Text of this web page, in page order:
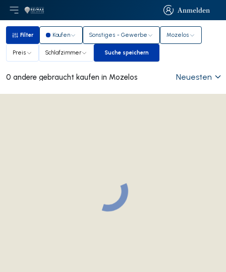
Anmelden
Anmelden
Hauptmenü öffnen
LogoZur Startseite
Filter
Filter Kaufen Sonstiges - Gewerbe Mozelos
Preis Schlafzimmer Suche speichern
Suche speichern
0 andere gebraucht kaufen in Mozelos Neuesten